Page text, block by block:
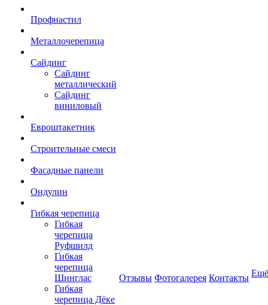
Профнастил
Металлочерепица
Сайдинг
Сайдинг
металлический
Сайдинг
виниловый
Евроштакетник
Строительные смеси
Фасадные панели
Ондулин
Гибкая черепица
Гибкая
черепица
Руфшилд
Гибкая
черепица
Шинглас
Гибкая
черепица Дёке
Отзывы Фотогалерея Контакты Ещё